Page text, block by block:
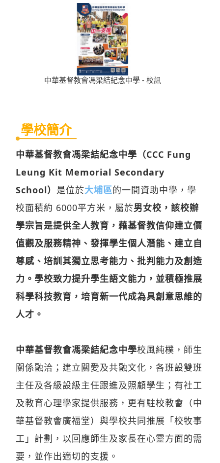
中華基督教會馮梁結紀念中學 - 校訊
學校簡介
中華基督教會馮梁結紀念中學（CCC Fung
Leung Kit Memorial Secondary
School） 是位於大埔區的一間資助中學，學
校面積約 6000平方米，屬於男女校，該校辦
學宗旨是提供全人教育，藉基督教信仰建立價
值觀及服務精神、發揮學生個人潛能、建立自
尊感、培訓其獨立思考能力、批判能力及創造
力。學校致力提升學生語文能力，並積極推展
科學科技教育，培育新一代成為具創意思維的
人才。
中華基督教會馮梁結紀念中學校風純樸，師生
關係融洽；建立關愛及共融文化，各班設雙班
主任及各級設級主任跟進及照顧學生；有社工
及教育心理學家提供服務，更有駐校教會（中
華基督教會廣福堂）與學校共同推展「校牧事
工」計劃，以回應師生及家長在心靈方面的需
要，並作出適切的支援。